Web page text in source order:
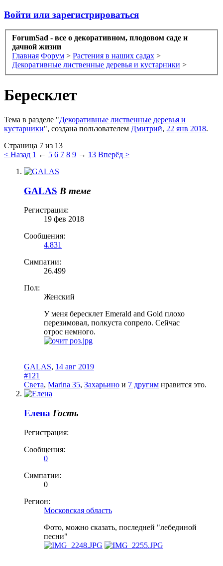
Войти или зарегистрироваться
ForumSad - все о декоративном, плодовом саде и
дачной жизни
Главная Форум > Растения в наших садах >
Декоративные лиственные деревья и кустарники >
Бересклет
Тема в разделе "Декоративные лиственные деревья и
кустарники", создана пользователем Дмитрий, 22 янв 2018.
Страница 7 из 13
< Назад 1 ← 5 6 7 8 9 → 13 Вперёд >
GALAS В теме
Регистрация:
19 фев 2018
Сообщения:
4.831
Симпатии:
26.499
Пол:
Женский
У меня бересклет Emerald and Gold плохо
перезимовал, полкуста сопрело. Сейчас
отрос немного.
GALAS, 14 авг 2019
#121
Света, Marina 35, Захарьино и 7 другим нравится это.
Елена Гость
Регистрация:
Сообщения:
0
Симпатии:
0
Регион:
Московская область
Фото, можно сказать, последней "лебединой
песни"